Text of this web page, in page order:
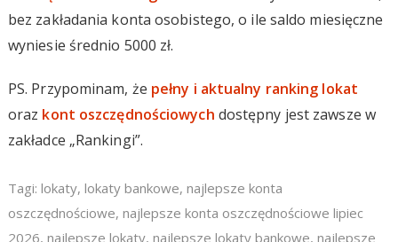
bez zakładania konta osobistego, o ile saldo miesięczne
wyniesie średnio 5000 zł.
PS. Przypominam, że pełny i aktualny ranking lokat
oraz kont oszczędnościowych dostępny jest zawsze w
zakładce „Rankingi”.
Tagi: lokaty, lokaty bankowe, najlepsze konta
oszczędnościowe, najlepsze konta oszczędnościowe lipiec
2026, najlepsze lokaty, najlepsze lokaty bankowe, najlepsze